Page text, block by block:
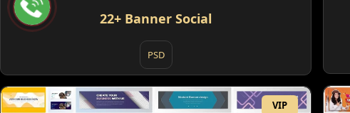
22+ Banner Social
PSD
VIP